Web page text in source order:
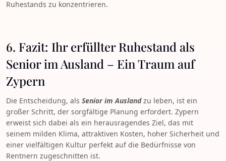
Ruhestands zu konzentrieren.
6. Fazit: Ihr erfüllter Ruhestand als
Senior im Ausland – Ein Traum auf
Zypern
Die Entscheidung, als Senior im Auslandzu leben, ist ein
großer Schritt, der sorgfältige Planung erfordert. Zypern
erweist sich dabei als ein herausragendes Ziel, das mit
seinem milden Klima, attraktiven Kosten, hoher Sicherheit und
einer vielfältigen Kultur perfekt auf die Bedürfnisse von
Rentnern zugeschnitten ist.